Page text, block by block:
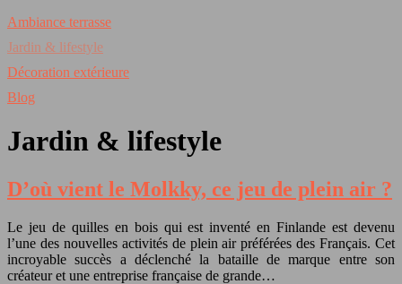
Ambiance terrasse
Jardin & lifestyle
Décoration extérieure
Blog
Jardin & lifestyle
D’où vient le Molkky, ce jeu de plein air ?
Le jeu de quilles en bois qui est inventé en Finlande est devenu
l’une des nouvelles activités de plein air préférées des Français. Cet
incroyable succès a déclenché la bataille de marque entre son
créateur et une entreprise française de grande…